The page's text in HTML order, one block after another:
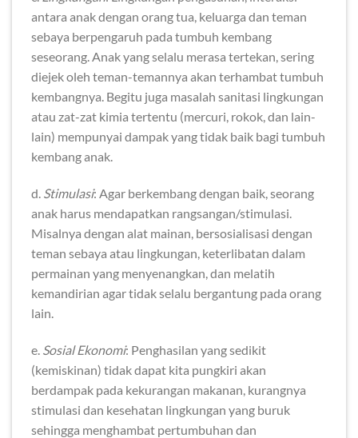
antara anak dengan orang tua, keluarga dan teman
sebaya berpengaruh pada tumbuh kembang
seseorang. Anak yang selalu merasa tertekan, sering
diejek oleh teman-temannya akan terhambat tumbuh
kembangnya. Begitu juga masalah sanitasi lingkungan
atau zat-zat kimia tertentu (mercuri, rokok, dan lain-
lain) mempunyai dampak yang tidak baik bagi tumbuh
kembang anak.
d. Stimulasi: Agar berkembang dengan baik, seorang
anak harus mendapatkan rangsangan/stimulasi.
Misalnya dengan alat mainan, bersosialisasi dengan
teman sebaya atau lingkungan, keterlibatan dalam
permainan yang menyenangkan, dan melatih
kemandirian agar tidak selalu bergantung pada orang
lain.
e. Sosial Ekonomi: Penghasilan yang sedikit
(kemiskinan) tidak dapat kita pungkiri akan
berdampak pada kekurangan makanan, kurangnya
stimulasi dan kesehatan lingkungan yang buruk
sehingga menghambat pertumbuhan dan